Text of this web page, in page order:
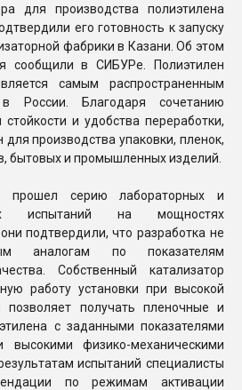
для производства полиэтилена
его готовность к запуску
фабрики в Казани. Об этом
сообщили в СИБУРе. Полиэтилен
самым распространенным
России. Благодаря сочетанию
и удобства переработки,
производства упаковки, пленок,
бытовых и промышленных изделий.
прошел серию лабораторных и
испытаний на мощностях
подтвердили, что разработка не
аналогам по показателям
Собственный катализатор
работу установки при высокой
позволяет получать пленочные и
с заданными показателями
высокими физико-механическими
испытаний специалисты
по режимам активации